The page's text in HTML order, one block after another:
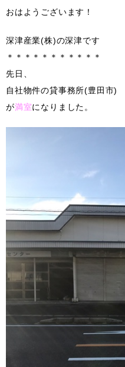
おはようございます！
深津産業(株)の深津です
＊＊＊＊＊＊＊＊＊＊＊
先日、
自社物件の貸事務所(豊田市)
が満室になりました。